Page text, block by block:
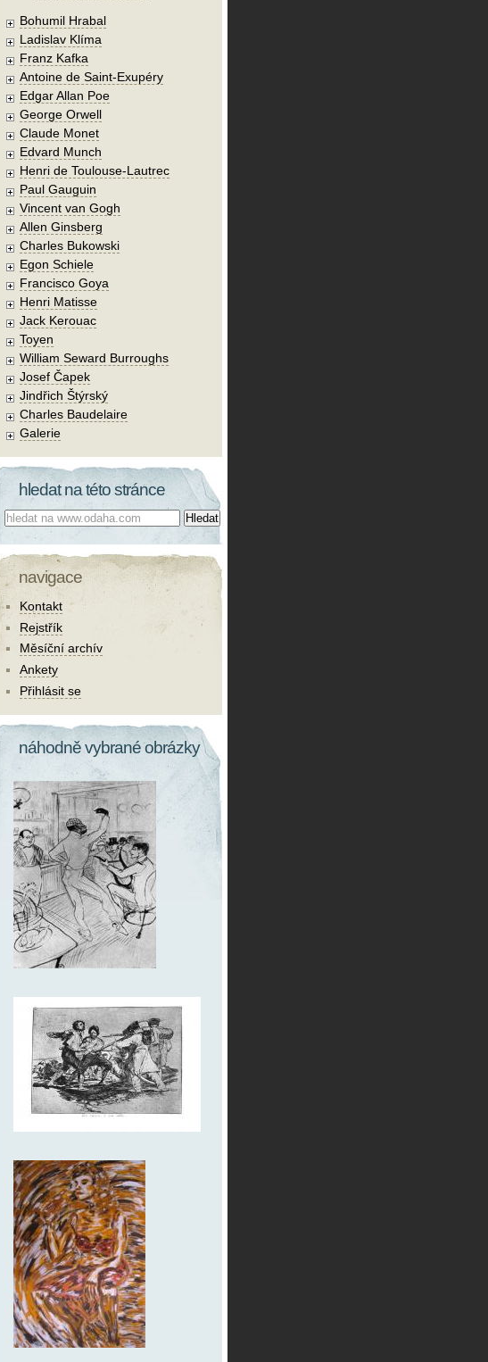
Bohumil Hrabal
Ladislav Klíma
Franz Kafka
Antoine de Saint-Exupéry
Edgar Allan Poe
George Orwell
Claude Monet
Edvard Munch
Henri de Toulouse-Lautrec
Paul Gauguin
Vincent van Gogh
Allen Ginsberg
Charles Bukowski
Egon Schiele
Francisco Goya
Henri Matisse
Jack Kerouac
Toyen
William Seward Burroughs
Josef Čapek
Jindřich Štýrský
Charles Baudelaire
Galerie
hledat na této stránce
Co hledat:
navigace
Kontakt
Rejstřík
Měsíční archív
Ankety
Přihlásit se
náhodně vybrané obrázky